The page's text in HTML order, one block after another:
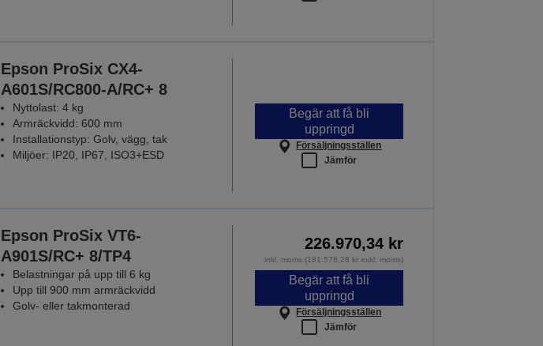
Epson ProSix CX4-
A601S/RC800-A/RC+ 8
Nyttolast: 4 kg
Armräckvidd: 600 mm
Installationstyp: Golv, vägg, tak
Miljöer: IP20, IP67, ISO3+ESD
Begär att få bli
uppringd
Försäljningsställen
Jämför
Epson ProSix VT6-
A901S/RC+ 8/TP4
Belastningar på upp till 6 kg
Upp till 900 mm armräckvidd
Golv- eller takmonterad
226.970,34 kr
inkl. moms (181.576,28 kr exkl. moms)
Begär att få bli
uppringd
Försäljningsställen
Jämför